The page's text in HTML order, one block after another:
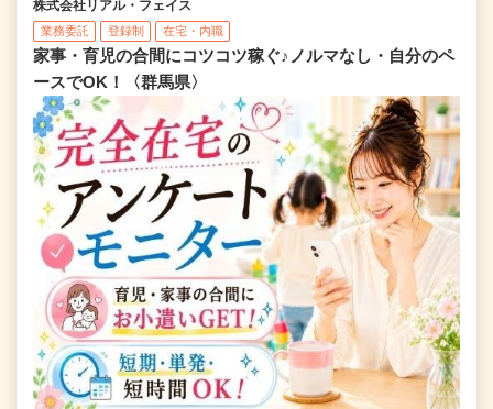
株式会社リアル・フェイス
業務委託 登録制 在宅・内職
家事・育児の合間にコツコツ稼ぐ♪ノルマなし・自分のペ
ースでOK！〈群馬県〉